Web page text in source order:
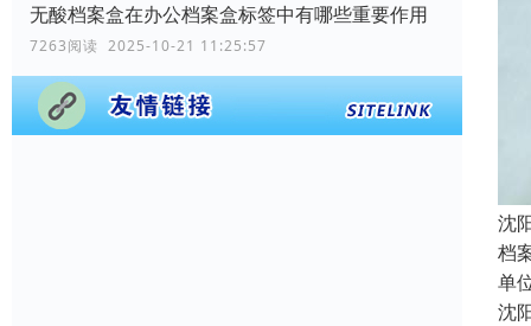
无酸档案盒在办公档案盒标签中有哪些重要作用
7263阅读 2025-10-21 11:25:57
沈
档
单
沈